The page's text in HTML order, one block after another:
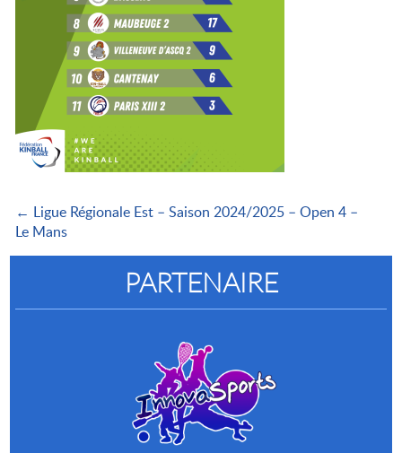
← Ligue Régionale Est – Saison 2024/2025 – Open 4 –
Le Mans
PARTENAIRE